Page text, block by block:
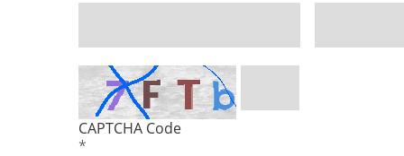
CAPTCHA Code
*